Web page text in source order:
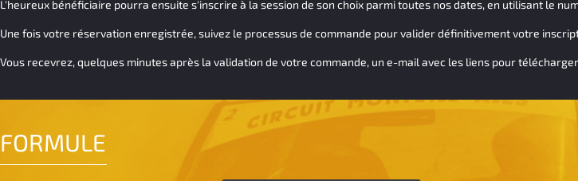
L'heureux bénéficiaire pourra ensuite s'inscrire à la session de son choix parmi toutes nos dates, en utilisant le
Une fois votre réservation enregistrée, suivez le processus de commande pour valider définitivement votre
Vous recevrez, quelques minutes après la validation de votre commande, un e-mail avec les liens pour
FORMULE